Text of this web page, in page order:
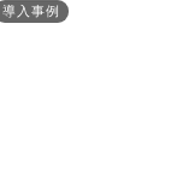
導入事例